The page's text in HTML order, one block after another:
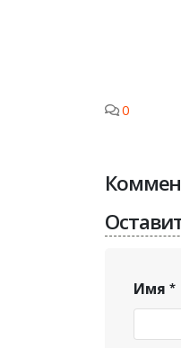
0
Имя